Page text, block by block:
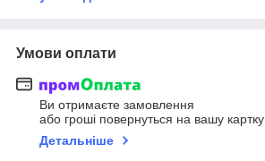
Умови оплати
Ви отримаєте замовлення
або гроші повернуться на вашу картку
Детальніше